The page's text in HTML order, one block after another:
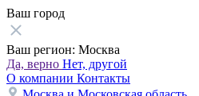
Ваш город
Ваш регион: Москва
Да, верно Нет, другой
О компании Контакты